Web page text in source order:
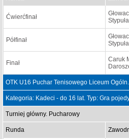
Ćwierćfinał
Półfinał
Finał
Caruk
OTK U16 Puchar Tenisowego Liceum
Kategoria: Kadeci - do 16 lat. Typ: Gra
Turniej główny. Pucharowy
Runda